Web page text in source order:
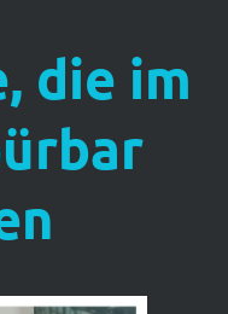
die im